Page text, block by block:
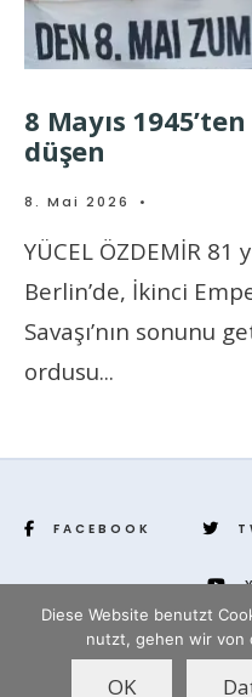
8 Mayıs
düşen
8. Mai 2026 •
YÜCEL ÖZDEMİR 81
Berlin’de, İkinci
Savaşı’nın sonunu
ordusu...
FACEBOOK
Diese Website benutzt
nutzt, gehen wir von
OK